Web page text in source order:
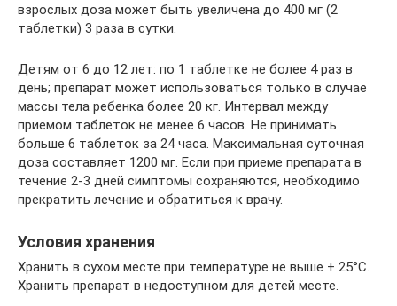
взрослых доза может быть увеличена до 400 мг (2
таблетки) 3 раза в сутки.
Детям от 6 до 12 лет: по 1 таблетке не более 4 раз в
день; препарат может использоваться только в случае
массы тела ребенка более 20 кг. Интервал между
приемом таблеток не менее 6 часов. Не принимать
больше 6 таблеток за 24 часа. Максимальная суточная
доза составляет 1200 мг. Если при приеме препарата в
течение 2-3 дней симптомы сохраняются, необходимо
прекратить лечение и обратиться к врачу.
Условия хранения
Хранить в сухом месте при температуре не выше + 25°С.
Хранить препарат в недоступном для детей месте.